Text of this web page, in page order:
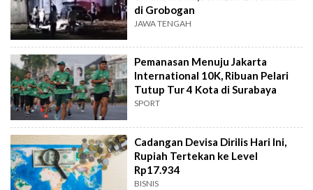
di Grobogan
JAWA TENGAH
Pemanasan Menuju Jakarta
International 10K, Ribuan Pelari
Tutup Tur 4 Kota di Surabaya
SPORT
Cadangan Devisa Dirilis Hari Ini,
Rupiah Tertekan ke Level
Rp17.934
BISNIS